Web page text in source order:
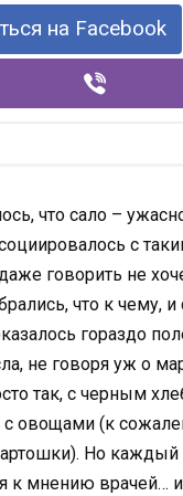
на Facebook
что сало –
с
говорить не
что к чему,
гораздо
не говоря уж о
так, с черным
с овощами (к
Но каждый
к мнению врачей…